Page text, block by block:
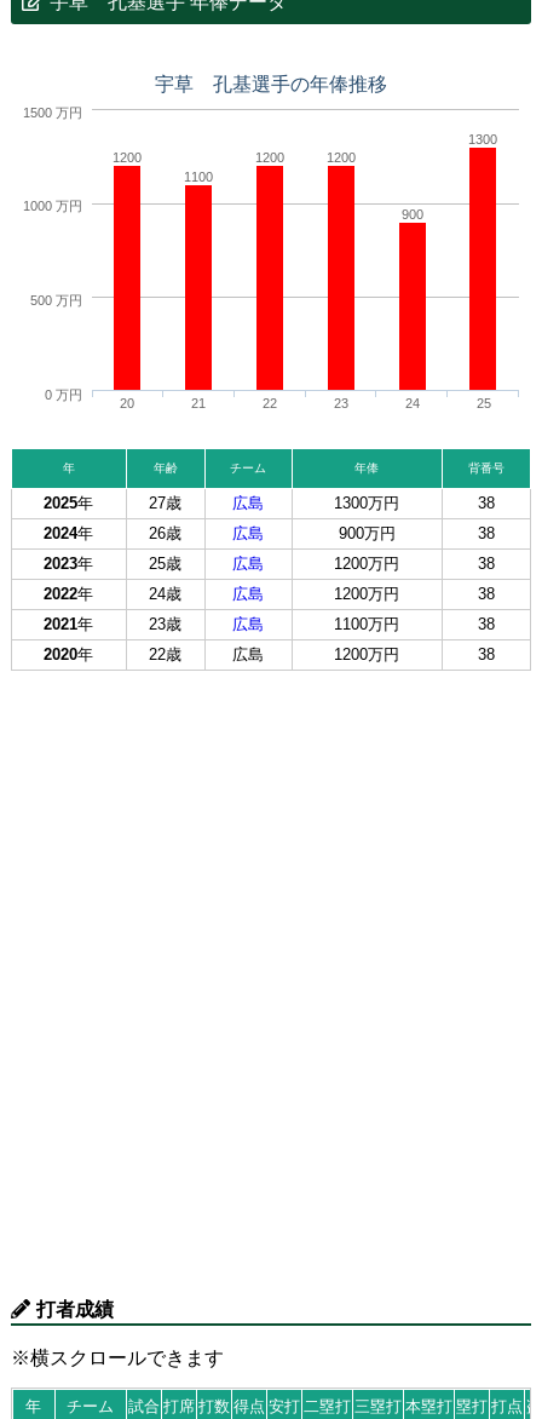
宇草 孔基選手の年俸推移
1200
1100
1200 1200
900
1300
20 21 22 23 24 25
0 万円
500 万円
1000 万円
1500 万円
年 年齢 チーム 年俸 背番号
2025年 27歳 広島 1300万円
38
2024年 26歳 広島 900万円
38
2023年 25歳 広島 1200万円
38
2022年 24歳 広島 1200万円
38
2021年 23歳 広島 1100万円
38
2020年 22歳 広島 1200万円 38
打者成績
※横スクロールできます
年 チーム 試合 打席 打数 得点 安打 二塁打 三塁打 本塁打 塁打 打点